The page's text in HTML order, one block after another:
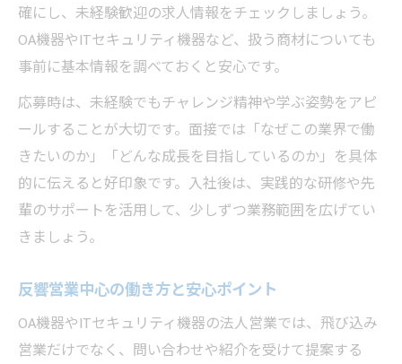
確にし、未経験歓迎の求人情報をチェックしましょう。
OA機器やITセキュリティ機器など、扱う商材についても
事前に基本情報を調べておくと安心です。
応募時は、未経験でもチャレンジ精神や学ぶ姿勢をアピ
ールすることが大切です。面接では「なぜこの業界で働
きたいのか」「どんな成長を目指しているのか」を具体
的に伝えると好印象です。入社後は、実践的な研修や先
輩のサポートを活用して、少しずつ業務範囲を広げてい
きましょう。
反響営業中心の働き方と安心ポイント
OA機器やITセキュリティ機器の法人営業では、飛び込み
営業だけでなく、問い合わせや紹介を受けて提案する